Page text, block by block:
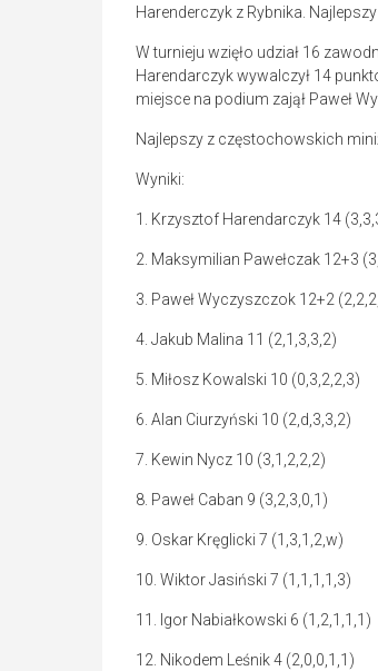
Harenderczyk z Rybnika.
W turnieju wzięło udział 16
Harendarczyk wywalczył 14
miejsce na podium zajął Paweł
Najlepszy z częstochowskich
Wyniki:
1. Krzysztof Harendarczyk 14
2. Maksymilian Pawełczak 12+3
3. Paweł Wyczyszczok 12+2
4. Jakub Malina 11 (2,1,3,3,2)
5. Miłosz Kowalski 10 (0,3,2,2,3)
6. Alan Ciurzyński 10 (2,d,3,3,2)
7. Kewin Nycz 10 (3,1,2,2,2)
8. Paweł Caban 9 (3,2,3,0,1)
9. Oskar Kręglicki 7 (1,3,1,2,w)
10. Wiktor Jasiński 7 (1,1,1,1,3)
11. Igor Nabiałkowski 6 (1,2,1,1,1)
12. Nikodem Leśnik 4 (2,0,0,1,1)